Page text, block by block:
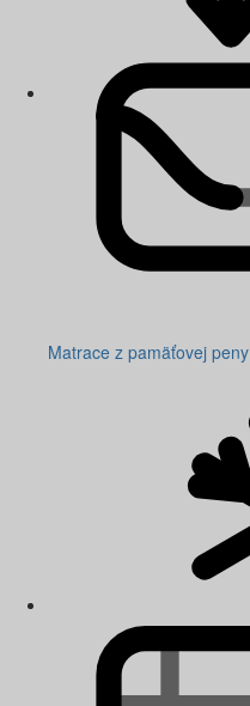
Matrace z pamäťovej peny